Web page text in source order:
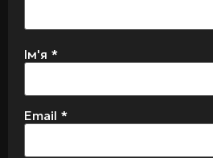
Ім'я *
Email *